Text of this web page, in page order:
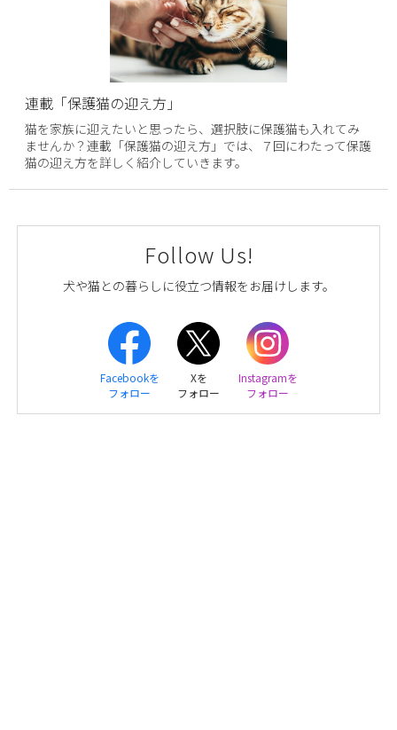
連載「保護猫の迎え方」
猫を家族に迎えたいと思ったら、選択肢に保護猫も入れてみ
ませんか？連載「保護猫の迎え方」では、７回にわたって保護
猫の迎え方を詳しく紹介していきます。
Follow Us!
犬や猫との暮らしに役立つ情報をお届けします。
Facebookを
フォロー
Xを
フォロー
Instagramを
フォロー